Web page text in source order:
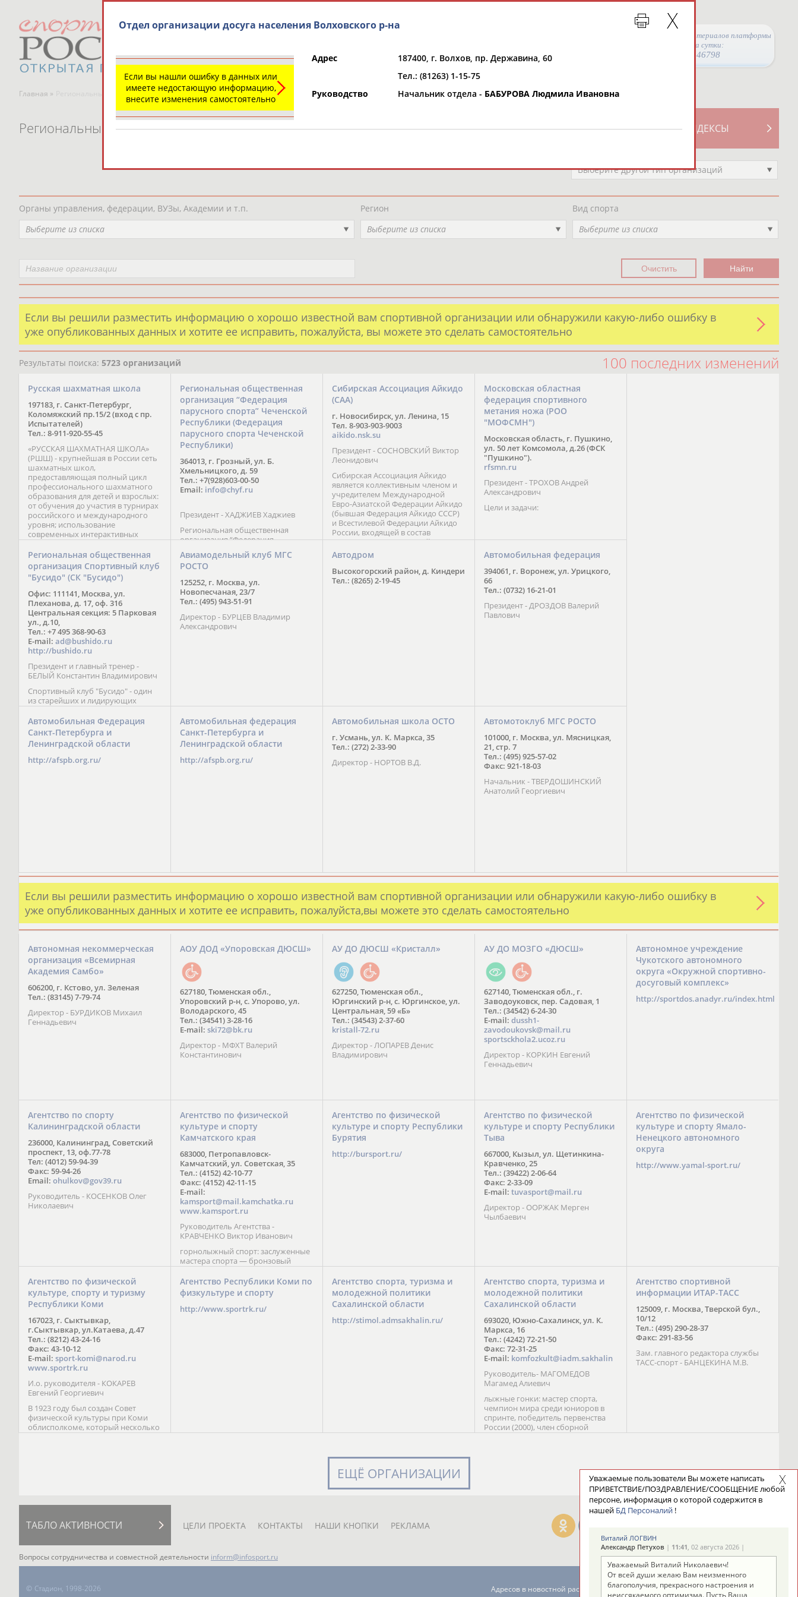
Просмотры материалов платформы
за сутки:
46798
Главная » Региональные спортивные организации
СВОДНЫЕ ИНДЕКСЫ
ТАБЛО АКТИВНОСТИ
РЕСУРСНАЯ ПЛОЩАДКА
Региональные спортивные организации
Выберите другой тип организаций
Органы управления, федерации, ВУЗы, Академии и т.п.
Выберите из списка
Регион
Выберите из списка
Вид спорта
Выберите из списка
Если вы решили разместить информацию о хорошо известной вам спортивной организации или обнаружили какую-либо ошибку в
уже опубликованных данных и хотите ее исправить, пожалуйста, вы можете это сделать самостоятельно
Результаты поиска: 5723 организаций 100 последних изменений
Русская шахматная школа
197183, г. Санкт-Петербург,
Коломяжский пр.15/2 (вход с пр.
Испытателей)
Тел.: 8-911-920-55-45
«РУССКАЯ ШАХМАТНАЯ ШКОЛА»
(РШШ) - крупнейшая в России сеть
шахматных школ,
предоставляющая полный цикл
профессионального шахматного
образования для детей и взрослых:
от обучения до участия в турнирах
российского и международного
уровня; использование
современных интерактивных
методик подачи материала;
обучение на русском и английском
языках; специалисты с опытом
преподавания более 20 лет;
направленность на общее
развитие ребенка: проведение
творческих мастер-классов, уроков
по истории и литературе,
организация регулярных
шахматных сборов на спортивных
базах и в детских лагерях,
проведение встреч с выдающимися
шахматистами; корпоративное
обучение; онлайн обучение в
форме вебинаров и
индивидуальных занятий, круглые
столы российских и
международных тренеров,
трансляция мероприятий и
турниров.
Региональная общественная
организация “Федерация
парусного спорта” Чеченской
Республики (Федерация
парусного спорта Чеченской
Республики)
364013, г. Грозный, ул. Б.
Хмельницкого, д. 59
Тел.: +7(928)603-00-50
Email: info@chyf.ru
Президент - ХАДЖИЕВ Хаджиев
Региональная общественная
организация “Федерация
парусного спорта” Чеченской
Республики начала свою
деятельность в декабре 2016 года.
Миссия федерации состоит в
популяризации парусного спорта,
привлечении и содействии
развитию спорта в этом регионе и
спортсменов на российских и
международных соревнованиях.
Сибирская Ассоциация Айкидо
(САА)
г. Новосибирск, ул. Ленина, 15
Тел. 8-903-903-9003
aikido.nsk.su
Президент - СОСНОВСКИЙ Виктор
Леонидович
Сибирская Ассоциация Айкидо
является коллективным членом и
учредителем Международной
Евро-Азиатской Федерации Айкидо
(бывшая Федерация Айкидо СССР)
и Всестилевой Федерации Айкидо
России, входящей в состав
Национального Совета Айкидо
России, президентом которого
является С. В. Киреенко
Московская областная
федерация спортивного
метания ножа (РОО
"МОФСМН")
Московская область, г. Пушкино,
ул. 50 лет Комсомола, д.26 (ФСК
"Пушкино").
rfsmn.ru
Президент - ТРОХОВ Андрей
Александрович
Цели и задачи:
Региональная общественная
организация Спортивный клуб
"Бусидо" (СК "Бусидо")
Офис: 111141, Москва, ул.
Плеханова, д. 17, оф. 316
Центральная секция: 5 Парковая
ул., д.10,
Тел.: +7 495 368-90-63
E-mail: ad@bushido.ru
http://bushido.ru
Президент и главный тренер -
БЕЛЫЙ Константин Владимирович
Спортивный клуб "Бусидо" - один
из старейших и лидирующих
клубов России, изучающих и
развивающих различные боевые
искусства и, прежде всего, каратэ
Кёкусинкай - первого в мире стиля
контактного каратэ, получившего
огромное развитие во всем
мире. Однако, спектр интересов
Авиамодельный клуб МГС
РОСТО
125252, г. Москва, ул.
Новопесчаная, 23/7
Тел.: (495) 943-51-91
Директор - БУРЦЕВ Владимир
Александрович
Автодром
Высокогорский район, д. Киндери
Тел.: (8265) 2-19-45
Автомобильная федерация
394061, г. Воронеж, ул. Урицкого,
66
Тел.: (0732) 16-21-01
Президент - ДРОЗДОВ Валерий
Павлович
Автомобильная Федерация
Санкт-Петербурга и
Ленинградской области
http://afspb.org.ru/
Автомобильная федерация
Санкт-Петербурга и
Ленинградской области
http://afspb.org.ru/
Автомобильная школа ОСТО
г. Усмань, ул. К. Маркса, 35
Тел.: (272) 2-33-90
Директор - НОРТОВ В.Д.
Автомотоклуб МГС РОСТО
101000, г. Москва, ул. Мясницкая,
21, стр. 7
Тел.: (495) 925-57-02
Факс: 921-18-03
Начальник - ТВЕРДОШИНСКИЙ
Анатолий Георгиевич
Если вы решили разместить информацию о хорошо известной вам спортивной организации или обнаружили какую-либо ошибку в
уже опубликованных данных и хотите ее исправить, пожалуйста,вы можете это сделать самостоятельно
Автономная некоммерческая
организация «Всемирная
Академия Самбо»
606200, г. Кстово, ул. Зеленая
Тел.: (83145) 7-79-74
Директор - БУРДИКОВ Михаил
Геннадьевич
АОУ ДОД «Упоровская ДЮСШ»
627180, Тюменская обл.,
Упоровский р-н, с. Упорово, ул.
Володарского, 45
Тел.: (34541) 3-28-16
E-mail: ski72@bk.ru
Директор - МФХТ Валерий
Константинович
АУ ДО ДЮСШ «Кристалл»
627250, Тюменская обл.,
Юргинский р-н, с. Юргинское, ул.
Центральная, 59 «Б»
Тел.: (34543) 2-37-60
kristall-72.ru
Директор - ЛОПАРЕВ Денис
Владимирович
АУ ДО МОЗГО «ДЮСШ»
627140, Тюменская обл., г.
Заводоуковск, пер. Садовая, 1
Тел.: (34542) 6-24-30
​E-mail: dussh1-
zavodoukovsk@mail.ru
sportsckhola2.ucoz.ru
Директор - КОРКИН Евгений
Геннадьевич
Автономное учреждение
Чукотского автономного
округа «Окружной спортивно-
досуговый комплекс»
http://sportdos.anadyr.ru/index.html
Агентство по спорту
Калининградской области
236000, Калининград, Советский
проспект, 13, оф.77-78
Тел: (4012) 59-94-39
Факс: 59-94-26
Email: ohulkov@gov39.ru
Руководитель - КОСЕНКОВ Олег
Николаевич
Агентство по физической
культуре и спорту
Камчатского края
683000, Петропавловск-
Камчатский, ул. Советская, 35
Тел.: (4152) 42-10-77
Факс: (4152) 42-11-15
E-mail:
kamsport@mail.kamchatka.ru
www.kamsport.ru
Руководитель Агентства -
КРАВЧЕНКО Виктор Иванович
горнолыжный спорт: заслуженные
мастера спорта — бронзовый
призер Кубка мира (1997),
обладатель Кубка Европы (2002) В.
Зеленская; бронзовый призер
Паралимпийских игр в Солт-Лейк-
Сити (2002) А. Мошкин; мастер
Агентство по физической
культуре и спорту Республики
Бурятия
http://bursport.ru/
Агентство по физической
культуре и спорту Республики
Тыва
667000, Кызыл, ул. Щетинкина-
Кравченко, 25
Тел.: (39422) 2-06-64
Факс: 2-33-09
E-mail: tuvasport@mail.ru
Директор - ООРЖАК Мерген
Чылбаевич
Агентство по физической
культуре и спорту Ямало-
Ненецкого автономного
округа
http://www.yamal-sport.ru/
Агентство по физической
культуре, спорту и туризму
Республики Коми
167023, г. Сыктывкар,
г.Сыктывкар, ул.Катаева, д.47
Тел.: (8212) 43-24-16
Факс: 43-10-12
E-mail: sport-komi@narod.ru
www.sportrk.ru
И.о. руководителя - КОКАРЕВ
Евгений Георгиевич
В 1923 году был создан Совет
физической культуры при Коми
облисполкоме, который несколько
раз реорганизовывался; с 1994 года
Агентство Республики Коми по
физкультуре и спорту
http://www.sportrk.ru/
Агентство спорта, туризма и
молодежной политики
Сахалинской области
http://stimol.admsakhalin.ru/
Агентство спорта, туризма и
молодежной политики
Сахалинской области
693020, Южно-Сахалинск, ул. К.
Маркса, 16
Тел.: (4242) 72-21-50
Факс: 72-31-25
E-mail: komfozkult@iadm.sakhalin
Руководитель- МАГОМЕДОВ
Магамед Алиевич
лыжные гонки: мастер спорта,
чемпион мира среди юниоров в
спринте, победитель первенства
России (2000), член сборной
команды России С. Новиков;
Кубка России (1999) В. Разницын;
первенств России (1999, 2000), член
юниорской сборной команды
Агентство спортивной
информации ИТАР-ТАСС
125009, г. Москва, Тверской бул.,
10/12
Тел.: (495) 290-28-37
Факс: 291-83-56
Зам. главного редактора службы
ТАСС-спорт - БАНЦЕКИНА М.В.
ЕЩЁ ОРГАНИЗАЦИИ
Отдел организации досуга населения Волховского р-на
Если вы нашли ошибку в данных или
имеете недостающую информацию,
внесите изменения самостоятельно
Адрес
187400, г. Волхов, пр. Державина, 60
Тел.: (81263) 1-15-75
Руководство
Начальник отдела - БАБУРОВА Людмила Ивановна
ТАБЛО АКТИВНОСТИ ЦЕЛИ ПРОЕКТА КОНТАКТЫ НАШИ КНОПКИ РЕКЛАМА
Вопросы сотрудничества и совместной деятельности inform@infosport.ru
© Стадион, 1998-2026 Адресов в новостной рассылке: 996
Уважаемые пользователи Вы можете написать
ПРИВЕТСТВИЕ/ПОЗДРАВЛЕНИЕ/СООБЩЕНИЕ любой
персоне, информация о которой содержится в
нашей БД Персоналий !
Виталий ЛОГВИН
Александр Петухов | 11:41, 02 августа 2026 |
Уважаемый Виталий Николаевич!
От всей души желаю Вам неизменного
благополучия, прекрасного настроения и
неиссякаемого оптимизма. Пусть Ваша